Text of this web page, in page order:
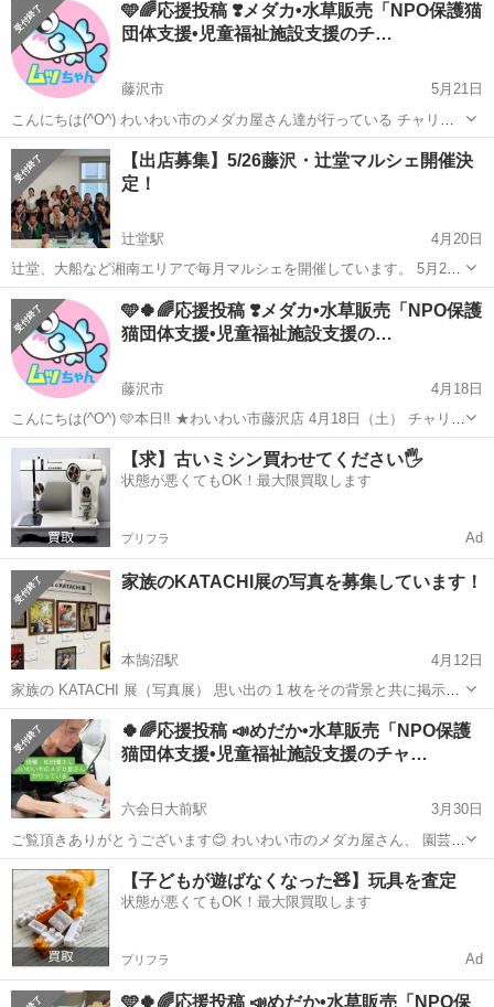
🩵🌈応援投稿 ❣️メダカ•水草販売「NPO保護猫
団体支援•児童福祉施設支援のチ…
藤沢市
5月21日
こんにちは(^O^) わいわい市のメダカ屋さん達が行っている チャリテ
ィー活動の お知らせを致します😊。 🩵わいわい市藤沢店 5月23日
（土） 5月24日（日） チャリティー ✴️メダカ販売 ✴️水草・水生植物
販...
神奈川 藤沢市 地域/お祭り メダカ
【出店募集】5/26藤沢・辻堂マルシェ開催決
定！
辻堂駅
4月20日
辻堂、大船など湘南エリアで毎月マルシェを開催しています。 5月26
日辻堂マルシェが決定しました。 私たちのマルシェは 飲食店、物販、
ハンドメイド、施術（ネイルや整体など）、占い、美容などさまざま
な業種の方に ...
神奈川 辻堂駅 地域/お祭り マルシェ
🩵🍀🌈応援投稿 ❣️メダカ•水草販売「NPO保護
猫団体支援•児童福祉施設支援の…
藤沢市
4月18日
こんにちは(^O^) 🩵本日‼️ ★わいわい市藤沢店 4月18日（土） チャリテ
ィー ✴️メダカ販売 ✴️水草・水生植物販売 （カモンバ､マツモ､アナカリ
スなど） 🩵明日‼️ ★ 藤沢市稲荷のイベント！ 4...
神奈川 藤沢市 地域/お祭り メダカ
【求】古いミシン買わせてください🖐️
状態が悪くてもOK！最大限買取します
プリフラ Ad
家族のKATACHI展の写真を募集しています！
本鵠沼駅
4月12日
家族の KATACHI 展（写真展） 思い出の 1 枚をその背景と共に掲示す
る写真展です。 楽しい雰囲気や笑顔の写真ばかりではなく、大切な人
との最期写真などあくまでも「あなたが大切にしたい１枚」が主役で
す。 エピソードと共...
神奈川 藤沢市 本鵠沼駅 地域/お祭り 写真展
🍀🌈応援投稿 📣めだか•水草販売「NPO保護
猫団体支援•児童福祉施設支援のチャ…
六会日大前駅
3月30日
ご覧頂きありがとうございます😊 わいわい市のメダカ屋さん、 園芸サ
ンタさん達のチャリティー活動の 応援投稿をいたします。 毎月こども
食堂・地域食堂を9日間 開催している、 社会福祉法人 ラポール 「地
域ささえあいセンタ...
神奈川 藤沢市 六会日大前駅 地域/お祭り チャリティー
【子どもが遊ばなくなった🧸】玩具を査定
状態が悪くてもOK！最大限買取します
プリフラ Ad
🩵🍀🌈応援投稿 📣めだか•水草販売「NPO保